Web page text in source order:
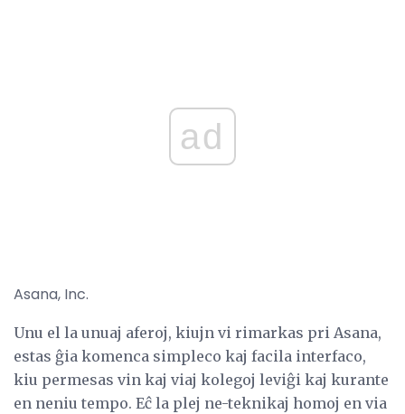
ad
Asana, Inc.
Unu el la unuaj aferoj, kiujn vi rimarkas pri Asana,
estas ĝia komenca simpleco kaj facila interfaco,
kiu permesas vin kaj viaj kolegoj leviĝi kaj kurante
en neniu tempo. Eĉ la plej ne-teknikaj homoj en via